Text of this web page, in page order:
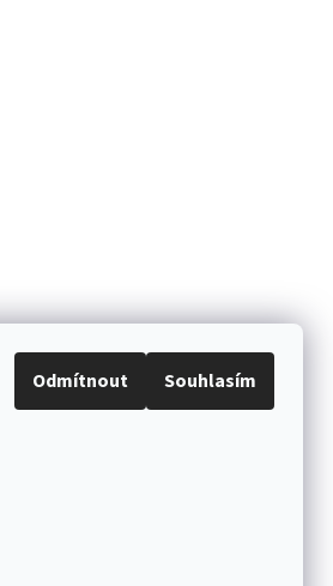
Odmítnout Souhlasím